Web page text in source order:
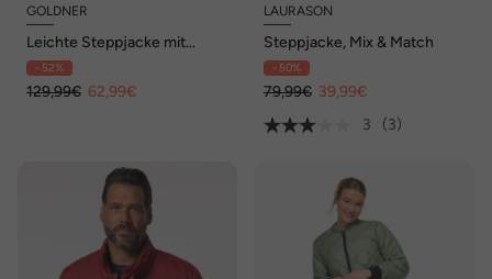
GOLDNER
Leichte Steppjacke mit
Diagonalstepp
- 52%
129,99€ 62,99€
LAURASON
Steppjacke, Mix & Match
- 50%
79,99€ 39,99€
3
(3)